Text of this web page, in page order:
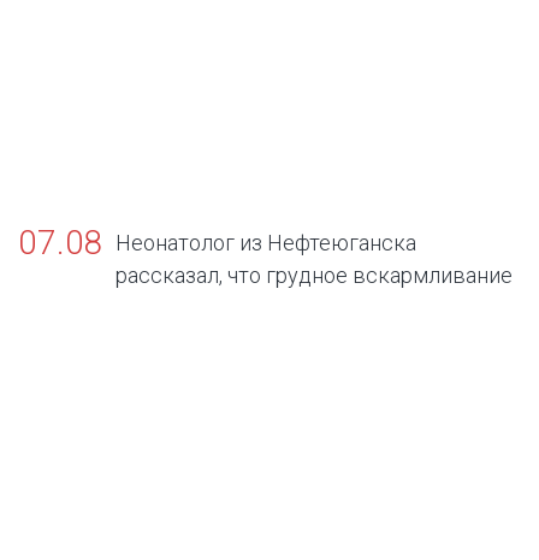
07.08
Неонатолог из Нефтеюганска
рассказал, что грудное вскармливание